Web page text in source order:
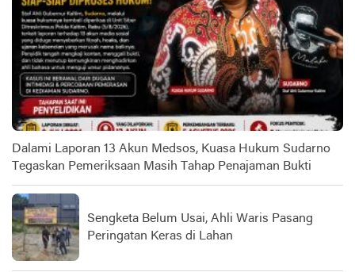
Dalami Laporan 13 Akun Medsos, Kuasa Hukum Sudarno
Tegaskan Pemeriksaan Masih Tahap Penajaman Bukti
Sengketa Belum Usai, Ahli Waris Pasang
Peringatan Keras di Lahan